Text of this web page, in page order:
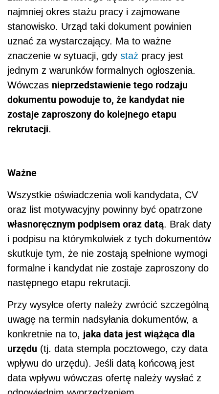
najmniej okres stażu pracy i zajmowane
stanowisko. Urząd taki dokument powinien
uznać za wystarczający. Ma to ważne
znaczenie w sytuacji, gdy staż pracy jest
jednym z warunków formalnych ogłoszenia.
Wówczas nieprzedstawienie tego rodzaju
dokumentu powoduje to, że kandydat nie
zostaje zaproszony do kolejnego etapu
rekrutacji.
Ważne
Wszystkie oświadczenia woli kandydata, CV
oraz list motywacyjny powinny być opatrzone
własnoręcznym podpisem oraz datą. Brak daty
i podpisu na którymkolwiek z tych dokumentów
skutkuje tym, że nie zostają spełnione wymogi
formalne i kandydat nie zostaje zaproszony do
następnego etapu rekrutacji.
Przy wysyłce oferty należy zwrócić szczególną
uwagę na termin nadsyłania dokumentów, a
konkretnie na to, jaka data jest wiążąca dla
urzędu (tj. data stempla pocztowego, czy data
wpływu do urzędu). Jeśli datą końcową jest
data wpływu wówczas ofertę należy wysłać z